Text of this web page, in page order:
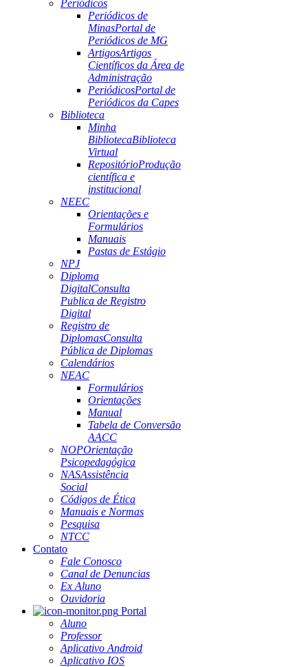
Periódicos
Periódicos de
MinasPortal de
Periódicos de MG
ArtigosArtigos
Científicos da Área de
Administração
PeriódicosPortal de
Periódicos da Capes
Biblioteca
Minha
BibliotecaBiblioteca
Virtual
RepositórioProdução
científica e
institucional
NEEC
Orientações e
Formulários
Manuais
Pastas de Estágio
NPJ
Diploma
DigitalConsulta
Publica de Registro
Digital
Registro de
DiplomasConsulta
Pública de Diplomas
Calendários
NEAC
Formulários
Orientações
Manual
Tabela de Conversão
AACC
NOPOrientação
Psicopedagógica
NASAssistência
Social
Códigos de Ética
Manuais e Normas
Pesquisa
NTCC
Contato
Fale Conosco
Canal de Denuncias
Ex Aluno
Ouvidoria
Portal
Aluno
Professor
Aplicativo Android
Aplicativo IOS